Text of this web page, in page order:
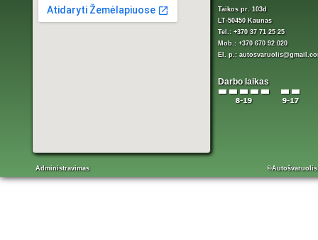
Taikos pr. 103d
LT-50450 Kaunas
Tel.: +370 37 71 25 25
Mob.: +370 670 92 020
El. p.:
Darbo laikas
Administravimas